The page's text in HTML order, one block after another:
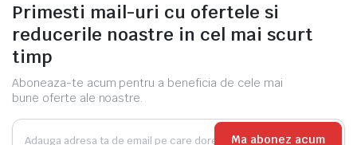
Primesti mail-uri cu ofertele si
reducerile noastre in cel mai scurt
timp
Aboneaza-te acum pentru a beneficia de cele mai
bune oferte ale noastre.
Ma abonez acum